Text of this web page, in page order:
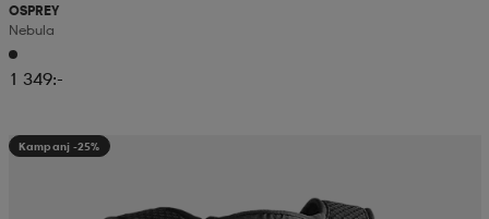
OSPREY
Nebula
1 349:-
Kampanj -25%